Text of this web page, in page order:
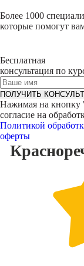
Более 1000
которые помогут
Бесплатная
консультация по
ПОЛУЧИТЬ
Нажимая на кнопку
согласие на
Политикой
оферты